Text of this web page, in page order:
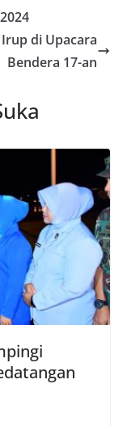
di Upacara
Bendera 17-an